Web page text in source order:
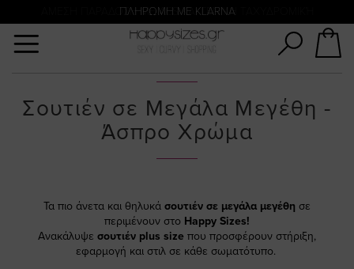
ΠΛΗΡΩΜΗ ΜΕ KLARNA
ΑΜΕΣΗ ΠΑΡΑΔΟΣΗ ΜΕ ACS ΚΑΙ ΓΕΝΙΚΗ ΤΑΧΥΔΡΟΜΙΚΉ
Σουτιέν σε Μεγάλα Μεγέθη -
Άσπρο Χρώμα
Τα πιο άνετα και θηλυκά σουτιέν σε μεγάλα μεγέθη σε
περιμένουν στο Happy Sizes!
Ανακάλυψε σουτιέν plus size που προσφέρουν στήριξη,
εφαρμογή και στιλ σε κάθε σωματότυπο.
Αναζήτηση